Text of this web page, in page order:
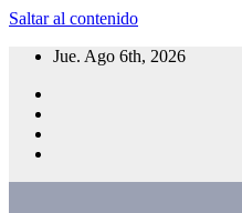
Saltar al contenido
Jue. Ago 6th, 2026